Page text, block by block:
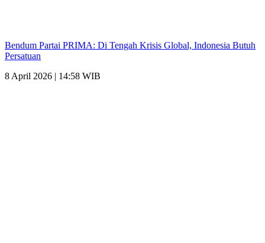
Bendum Partai PRIMA: Di Tengah Krisis Global, Indonesia Butuh
Persatuan
8 April 2026 | 14:58 WIB